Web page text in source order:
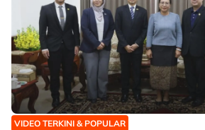
VIDEO TERKINI & POPULAR